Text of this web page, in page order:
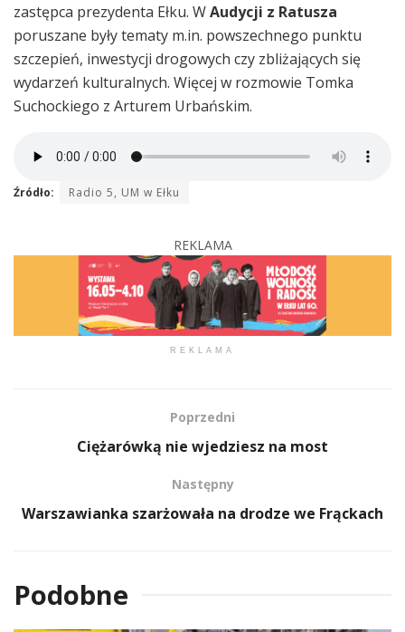
zastępca prezydenta Ełku. WAudycji z Ratusza
poruszane były tematy m.in. powszechnego punktu
szczepień, inwestycji drogowych czy zbliżających się
wydarzeń kulturalnych. Więcej w rozmowie Tomka
Suchockiego z Arturem Urbańskim.
Źródło: Radio 5, UM w Ełku
REKLAMA
REKLAMA
Poprzedni
Ciężarówką nie wjedziesz na most
Następny
Warszawianka szarżowała na drodze we Frąckach
Podobne